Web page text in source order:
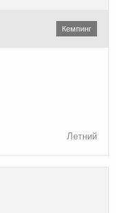
Кемпинг
Летний